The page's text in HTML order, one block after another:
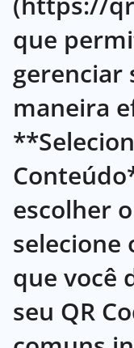
que
gerenciar
maneira
escolher
selecione
que você
seu QR